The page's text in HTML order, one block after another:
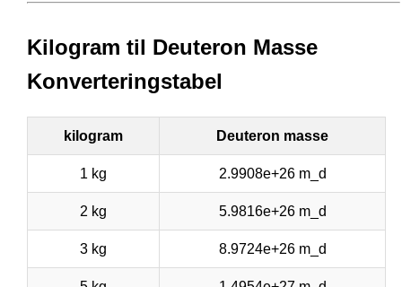
Kilogram til Deuteron Masse
Konverteringstabel
kilogram Deuteron masse
1 kg 2.9908e+26 m_d
2 kg 5.9816e+26 m_d
3 kg 8.9724e+26 m_d